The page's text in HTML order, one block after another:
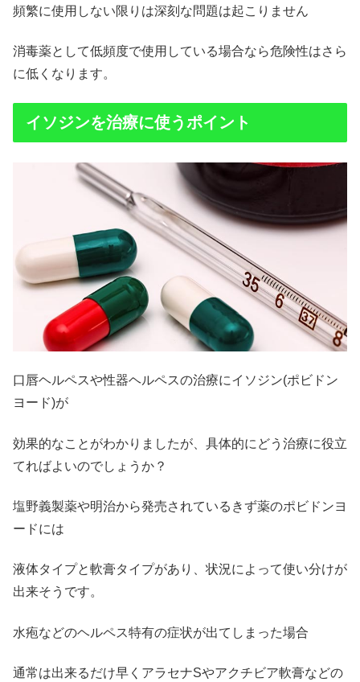
頻繁に使用しない限りは深刻な問題は起こりません
消毒薬として低頻度で使用している場合なら危険性はさら
に低くなります。
イソジンを治療に使うポイント
口唇ヘルペスや性器ヘルペスの治療にイソジン(ポビドン
ヨード)が
効果的なことがわかりましたが、具体的にどう治療に役立
てればよいのでしょうか？
塩野義製薬や明治から発売されているきず薬のポビドンヨ
ードには
液体タイプと軟膏タイプがあり、状況によって使い分けが
出来そうです。
水疱などのヘルペス特有の症状が出てしまった場合
通常は出来るだけ早くアラセナSやアクチビア軟膏などの